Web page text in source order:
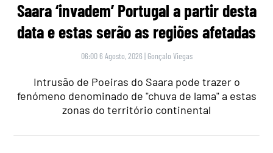
Saara ‘invadem’ Portugal a partir desta
data e estas serão as regiões afetadas
06:00 6 Agosto, 2026 | Gonçalo Viegas
Intrusão de Poeiras do Saara pode trazer o
fenómeno denominado de "chuva de lama" a estas
zonas do território continental